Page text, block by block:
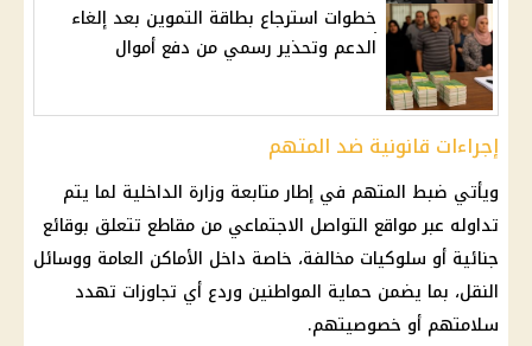
خطوات استرجاع بطاقة التموين بعد إلغاء
الدعم وتحذير رسمي من دفع أموال
إجراءات قانونية ضد المتهم
ويأتي ضبط المتهم في إطار متابعة وزارة الداخلية لما يتم
تداوله عبر مواقع التواصل الاجتماعي من مقاطع تتعلق بوقائع
جنائية أو سلوكيات مخالفة، خاصة داخل الأماكن العامة ووسائل
النقل، بما يضمن حماية المواطنين وردع أي تجاوزات تهدد
سلامتهم أو خصوصيتهم.